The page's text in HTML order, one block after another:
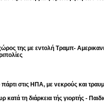
της με εντολή Τραμπ-
στις ΗΠΑ, με νεκρούς και
κατά τη διάρκεια τής γιορτής -